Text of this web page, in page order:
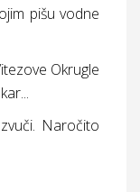
pišu vodne
Okrugle
Naročito